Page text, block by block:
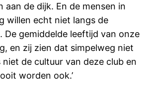
aan de dijk. En de mensen in
willen echt niet langs de
De gemiddelde leeftijd van onze
en zij zien dat simpelweg niet
de cultuur van deze club en
worden ook.’